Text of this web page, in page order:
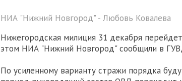
НИА "Нижний Новгород" - Любовь Ковалева
Нижегородская милиция 31 декабря
этом НИА "Нижний Новгород" сообщили в
По усиленному варианту стражи порядка